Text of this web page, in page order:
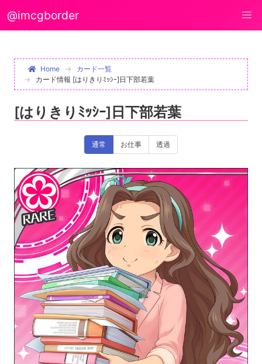
@imcgborder
Home
カード一覧
カード情報 [はりきりﾐｯｼｰ]日下部若葉
[はりきりﾐｯｼｰ]日下部若葉
通常 お仕事 透過